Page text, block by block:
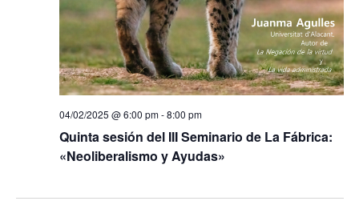
04/02/2025 @ 6:00 pm-8:00 pm
Quinta sesión del III Seminario de La Fábrica:
«Neoliberalismo y Ayudas»